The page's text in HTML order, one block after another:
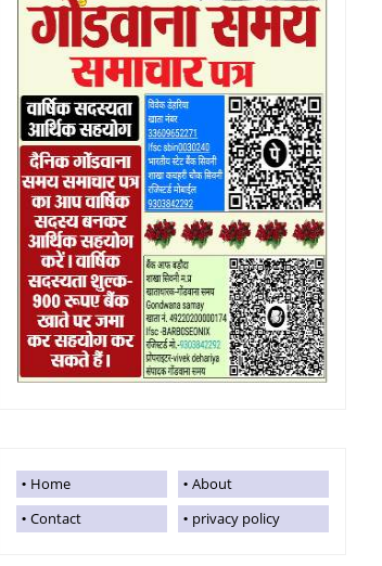
Home
About
Contact
privacy policy